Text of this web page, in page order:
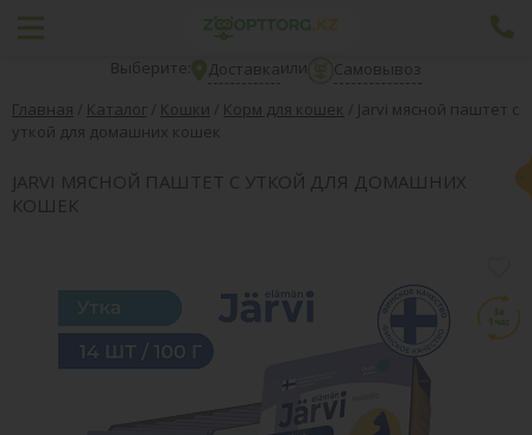
Выберите: Доставкаили
Самовывоз
Главная / Каталог / Кошки / Корм для кошек / Jarvi мясной паштет с
уткой для домашних кошек
JARVI МЯСНОЙ ПАШТЕТ С УТКОЙ ДЛЯ ДОМАШНИХ
КОШЕК